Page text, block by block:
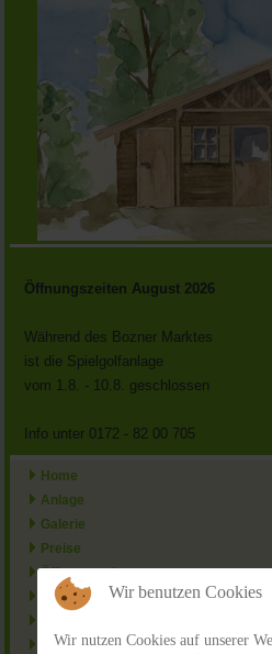
Öffnungszeiten August 2026
Während des Bozner Marktes
ist die Spielgolfanlage
vom 1.8. - 10.8. geschlossen
Info unter 0172 - 82 00 705
Home
Anlage
Galerie
Preise
Öffnungszeiten
Spielregeln
Partner
Wir benutzen Cookies
Wir nutzen Cookies auf unserer